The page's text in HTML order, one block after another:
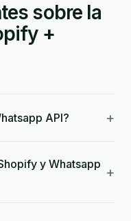
sobre la
+
API? +
y Whatsapp +